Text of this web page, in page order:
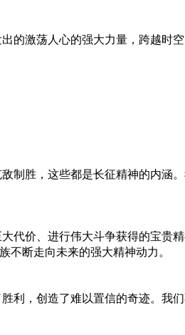
的激荡人心的强大力量，跨越时
制胜，这些都是长征精神的内涵
代价、进行伟大斗争获得的宝贵
不断走向未来的强大精神动力。
利，创造了难以置信的奇迹。我